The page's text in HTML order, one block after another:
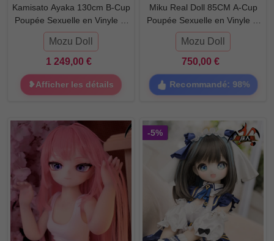
Poupée Sexuelle en Vinyle et
TPE
Mozu Doll
1 249,00 €
❥Afficher les détails
Poupée Sexuelle en Vinyle et
TPE
Mozu Doll
750,00 €
Recommandé: 98%
-5%